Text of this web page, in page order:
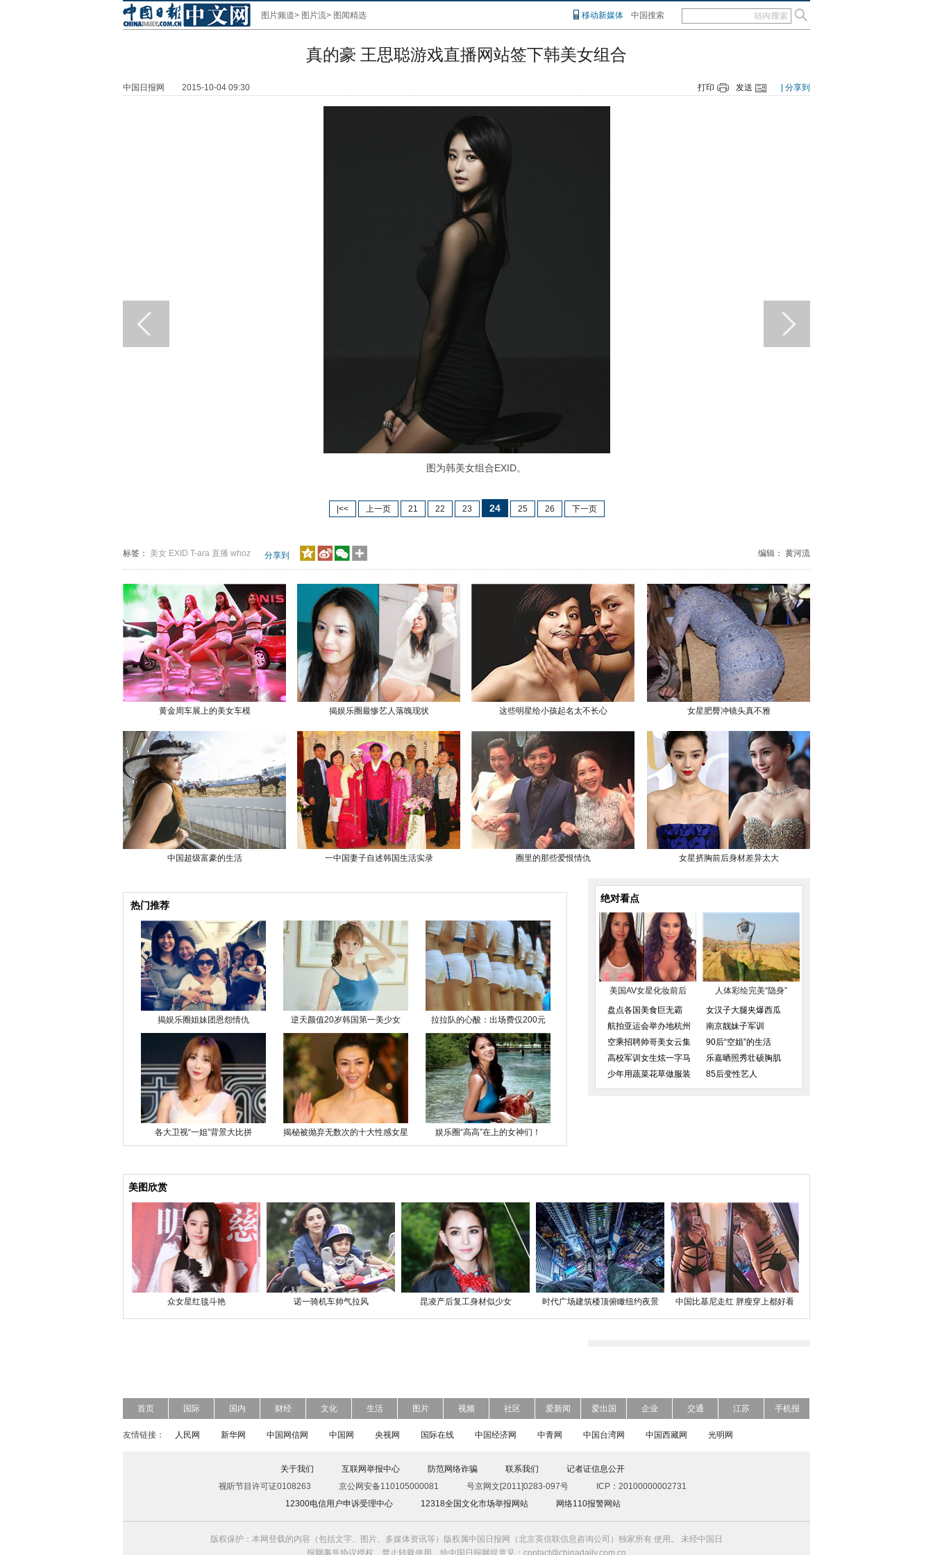
图片频道> 图片流> 图闻精选 移动新媒体 中国搜索
真的豪 王思聪游戏直播网站签下韩美女组合
中国日报网 2015-10-04 09:30 打印 发送 | 分享到
图为韩美女组合EXID。
|<< 上一页 21 22 23 24 25 26 下一页
标签： 美女 EXID T-ara 直播 whoz 分享到 编辑： 黄河流
黄金周车展上的美女车模
中国超级富豪的生活
揭娱乐圈最惨艺人落魄现状
一中国妻子自述韩国生活实录
这些明星给小孩起名太不长心
圈里的那些爱恨情仇
女星肥臀冲镜头真不雅
女星挤胸前后身材差异太大
热门推荐
揭娱乐圈姐妹团恩怨情仇 逆天颜值20岁韩国第一美少女 拉拉队的心酸：出场费仅200元
各大卫视“一姐”背景大比拼 揭秘被抛弃无数次的十大性感女星 娱乐圈“高高”在上的女神们！
绝对看点
美国AV女星化妆前后
人体彩绘完美“隐身”
盘点各国美食巨无霸
航拍亚运会举办地杭州
空乘招聘帅哥美女云集
高校军训女生炫一字马
少年用蔬菜花草做服装
女汉子大腿夹爆西瓜
南京靓妹子军训
90后“空姐”的生活
乐嘉晒照秀壮硕胸肌
85后变性艺人
美图欣赏
众女星红毯斗艳 诺一骑机车帅气拉风 昆凌产后复工身材似少女 时代广场建筑楼顶俯瞰纽约夜景 中国比基尼走红 胖瘦穿上都好看
首页 国际 国内 财经 文化 生活 图片 视频 社区 爱新闻 爱出国 企业 交通 江苏 手机报
友情链接： 人民网 新华网 中国网信网 中国网 央视网 国际在线 中国经济网 中青网 中国台湾网 中国西藏网 光明网
关于我们 互联网举报中心 防范网络诈骗 联系我们
记者证信息公开
视听节目许可证0108263
京公网安备110105000081 号京网文[2011]0283-097号
ICP：20100000002731
12300电信用户申诉受理中心
12318全国文化市场举报网站 网络110报警网站
版权保护：本网登载的内容（包括文字、图片、多媒体资讯等）版权属中国日报网（北京英信联信息咨询公司）独家所有 使用。 未经中国日
报网事先协议授权，禁止转载使用。给中国日报网提意见：contact@chinadaily.com.cn